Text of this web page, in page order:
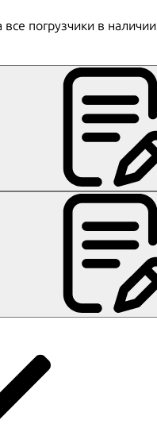
погрузчики в наличии